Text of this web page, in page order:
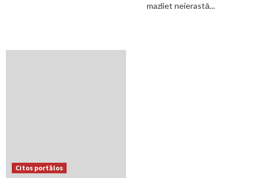
mazliet neierastā...
Citos portālos